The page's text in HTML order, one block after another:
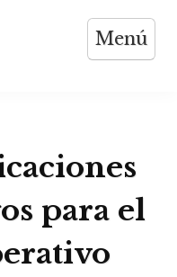
Menú
para el